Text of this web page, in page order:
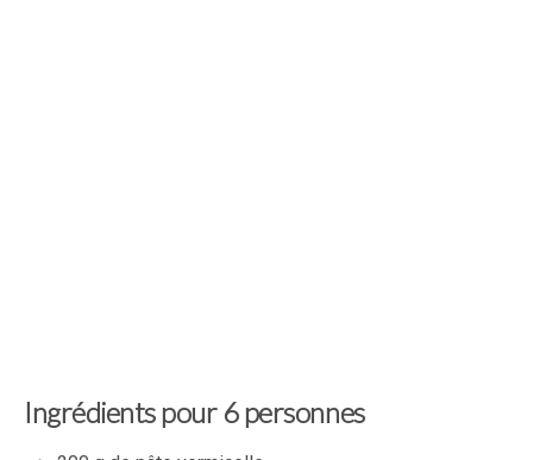
Ingrédients pour 6 personnes